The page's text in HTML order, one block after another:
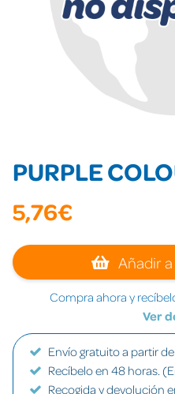
PURPLE
5,76€
Añadir
Compra ahora y
Ver
Envío gratuito a partir
Recíbelo en 48 horas.
Recogida y devolución